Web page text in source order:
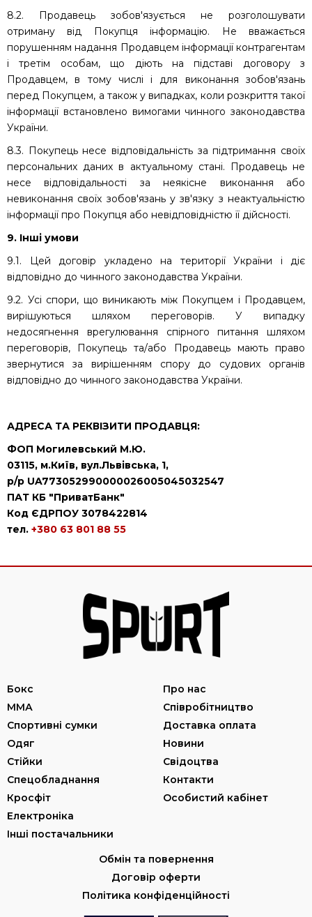
8.2. Продавець зобов'язується не розголошувати
отриману від Покупця інформацію. Не вважається
порушенням надання Продавцем інформації контрагентам
і третім особам, що діють на підставі договору з
Продавцем, в тому числі і для виконання зобов'язань
перед Покупцем, а також у випадках, коли розкриття такої
інформації встановлено вимогами чинного законодавства
України.
8.3. Покупець несе відповідальність за підтримання своїх
персональних даних в актуальному стані. Продавець не
несе відповідальності за неякісне виконання або
невиконання своїх зобов'язань у зв'язку з неактуальністю
інформації про Покупця або невідповідністю її дійсності.
9. Інші умови
9.1. Цей договір укладено на території України і діє
відповідно до чинного законодавства України.
9.2. Усі спори, що виникають між Покупцем і Продавцем,
вирішуються шляхом переговорів. У випадку
недосягнення врегулювання спірного питання шляхом
переговорів, Покупець та/або Продавець мають право
звернутися за вирішенням спору до судових органів
відповідно до чинного законодавства України.
АДРЕСА ТА РЕКВІЗИТИ ПРОДАВЦЯ:
ФОП Могилевський М.Ю.
03115, м.Київ, вул.Львівська, 1,
р/р UA773052990000026005045032547
ПАТ КБ "ПриватБанк"
Код ЄДРПОУ 3078422814
тел. +380 63 801 88 55
Бокс
ММА
Спортивні сумки
Одяг
Стійки
Спецобладнання
Кросфіт
Електроніка
Інші постачальники
Про нас
Співробітництво
Доставка оплата
Новини
Свідоцтва
Контакти
Особистий кабінет
Обмін та повернення
Договір оферти
Політика конфіденційності